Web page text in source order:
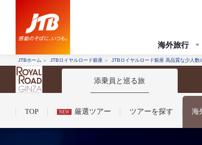
海外旅行
JTBホーム JTBロイヤルロード銀座 JTBロイヤルロード銀座 高品質な少人数
添乗員と巡る旅
TOP NEW 厳選ツアー ツアーを探す 海
コンシェルジュ紹介お申し込みの流れ法人企業・自治体